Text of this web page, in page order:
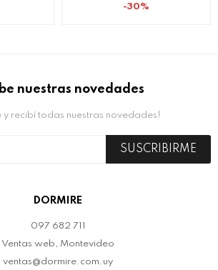
30
DORMIRE
097 682 711
Ventas web, Montevideo
ventas@dormire.com.uy
nuestras novedades
y recibí todas nuestras novedades!
SUSCRIBIRME